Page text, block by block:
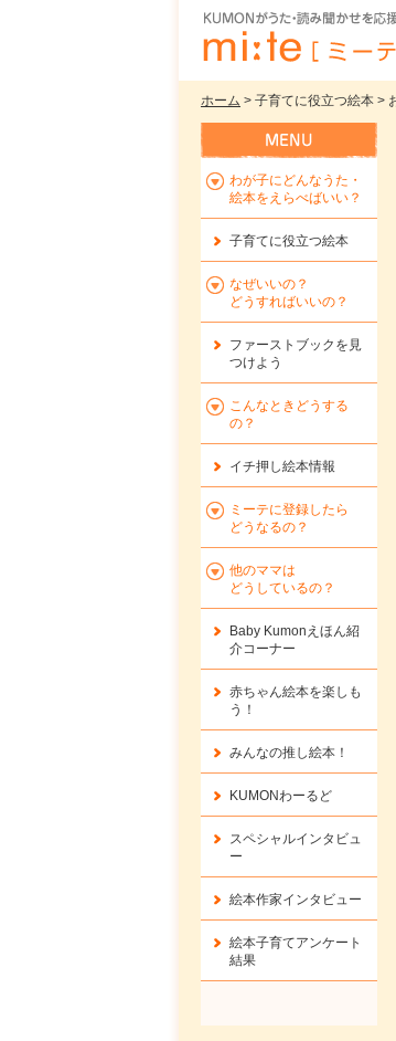
ホーム > 子育てに役立つ絵本 >
わが子にどんなうた・
絵本をえらべばいい？
子育てに役立つ絵本
なぜいいの？
どうすればいいの？
ファーストブックを 見
つけよう
こんなときどうする
の？
イチ押し絵本情報
ミーテに登録したら
どうなるの？
他のママは
どうしているの？
Baby Kumonえほん紹
介コーナー
赤ちゃん絵本を楽しも
う！
みんなの推し絵本！
KUMONわーるど
スペシャルインタビュ
ー
絵本作家インタビュー
絵本子育てアンケート
結果